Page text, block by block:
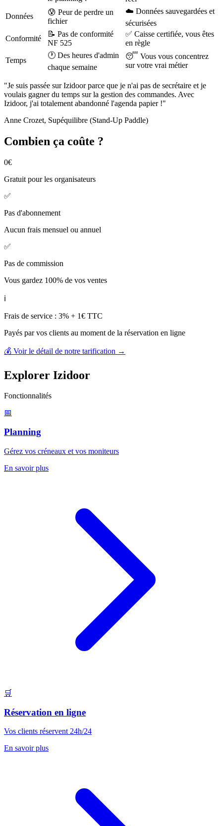
Données
😰 Peur de perdre un
fichier
☁️ Données sauvegardées et
sécurisées
Conformité
📝 Pas de conformité
NF 525
✅ Caisse certifiée, vous êtes
en règle
Temps
🕐 Des heures d'admin
chaque semaine
😴 Vous vous concentrez
sur votre vrai métier
"Je suis passée sur Izidoor parce que je n'ai pas de secrétaire et je
voulais gagner du temps sur la gestion des commandes. Avec
Izidoor, j'ai totalement abandonné l'agenda papier !"
Anne Crozet, Supéquilibre (Stand-Up Paddle)
Combien ça coûte ?
0€
Gratuit pour les organisateurs
✅
Pas d'abonnement
Aucun frais mensuel ou annuel
✅
Pas de commission
Vous gardez 100% de vos ventes
ℹ️
Frais de service : 3% + 1€ TTC
Payés par vos clients au moment de la réservation en ligne
💰 Voir le détail de notre tarification →
Explorer Izidoor
Fonctionnalités
📅
Planning
Gérez vos créneaux et vos moniteurs
En savoir plus
🛒
Réservation en ligne
Vos clients réservent 24h/24
En savoir plus